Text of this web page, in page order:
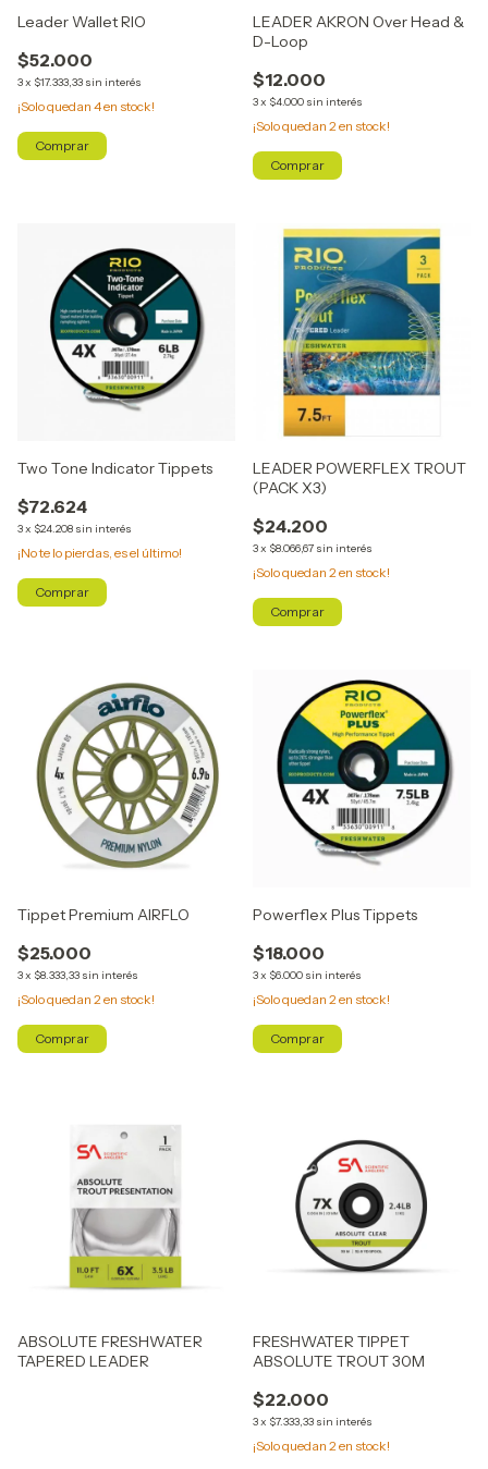
Leader Wallet RIO
$52.000
3x $17.333,33 sin interés
¡Solo quedan 4en stock!
LEADER AKRON Over Head &
D-Loop
$12.000
3x $4.000 sin interés
¡Solo quedan 2en stock!
Comprar
Two Tone Indicator Tippets
$72.624
3x $24.208 sin interés
¡No te lo pierdas, es el último!
Comprar
LEADER POWERFLEX TROUT
(PACK X3)
$24.200
3x $8.066,67 sin interés
¡Solo quedan 2en stock!
Comprar
Tippet Premium AIRFLO
$25.000
3x $8.333,33 sin interés
¡Solo quedan 2en stock!
Comprar
Powerflex Plus Tippets
$18.000
3x $6.000 sin interés
¡Solo quedan 2en stock!
Comprar
ABSOLUTE FRESHWATER
TAPERED LEADER
FRESHWATER TIPPET
ABSOLUTE TROUT 30M
$22.000
3x $7.333,33 sin interés
¡Solo quedan 2en stock!